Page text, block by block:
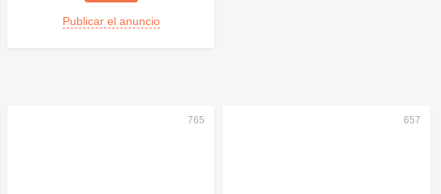
Publicar el anuncio